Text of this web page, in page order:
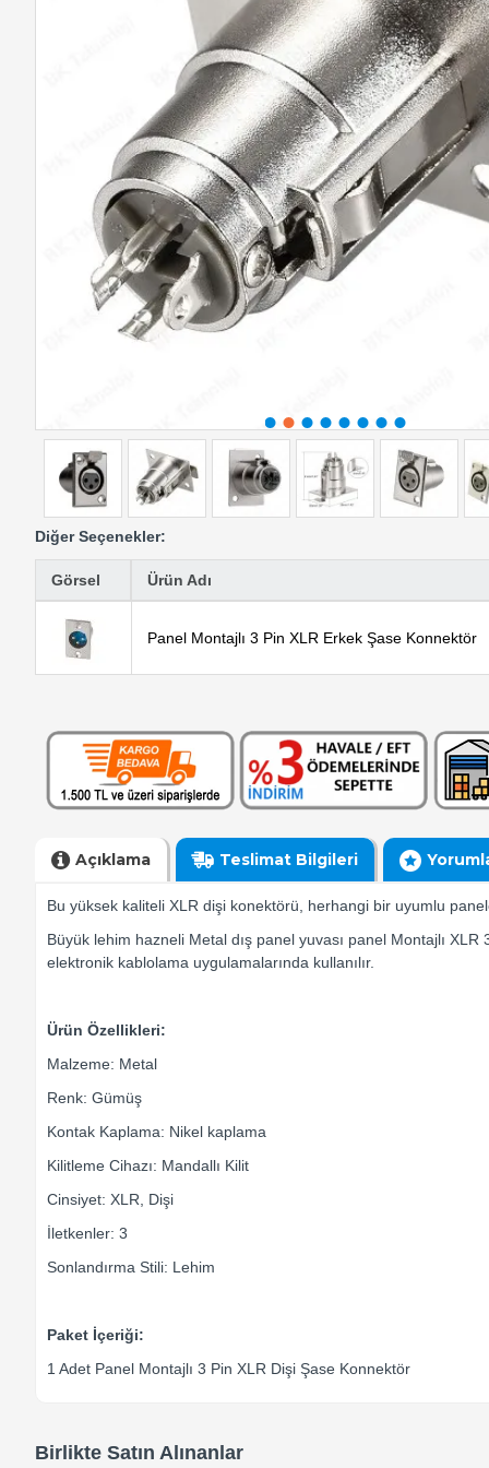
Diğer Seçenekler:
Görsel Ürün Adı
Panel Montajlı 3 Pin XLR Erkek Şase Konnektör
Açıklama Teslimat Bilgileri
Bu yüksek kaliteli XLR dişi konektörü, herhangi bir uyumlu
Büyük lehim hazneli Metal dış panel yuvası panel Montajlı
elektronik kablolama uygulamalarında kullanılır.
Ürün Özellikleri:
Malzeme: Metal
Renk: Gümüş
Kontak Kaplama: Nikel kaplama
Kilitleme Cihazı: Mandallı Kilit
Cinsiyet: XLR, Dişi
İletkenler: 3
Sonlandırma Stili: Lehim
Paket İçeriği:
1 Adet Panel Montajlı 3 Pin XLR Dişi Şase Konnektör
Birlikte Satın Alınanlar